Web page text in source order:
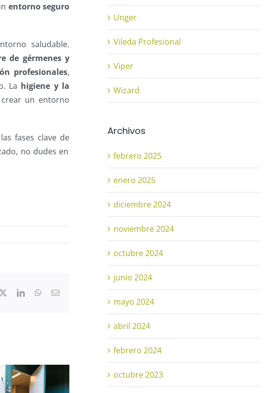
entorno seguro
saludable.
de gérmenes y
profesionales,
La higiene y la
un entorno
fases clave de
no dudes en
X LinkedInWhatsApp
Correo
Unger
Vileda Profesional
Viper
Wizard
Archivos
febrero 2025
enero 2025
diciembre 2024
noviembre 2024
octubre 2024
junio 2024
mayo 2024
abril 2024
febrero 2024
octubre 2023